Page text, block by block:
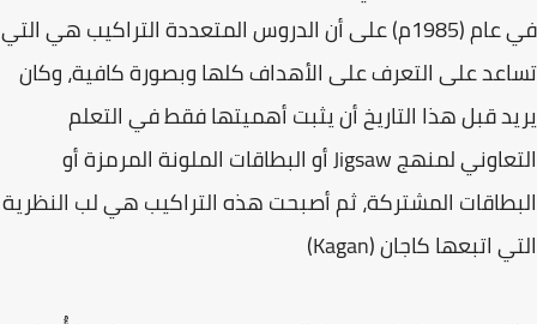
في عام (1985م) على أن الدروس المتعددة التراكيب هي التي
تساعد على التعرف على الأهداف كلها وبصورة كافية، وكان
يريد قبل هذا التاريخ أن يثبت أهميتها فقط في التعلم
التعاوني لمنهج Jigsaw أو البطاقات الملونة المرمزة أو
البطاقات المشتركة، ثم أصبحت هذه التراكيب هي لب النظرية
التي اتبعها كاجان (Kagan)